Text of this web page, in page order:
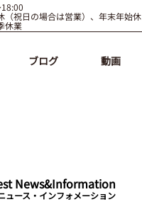
（祝日の場合は営業）、年末年始休
休業
ブログ 動画
News&Information
ュース・インフォメーション